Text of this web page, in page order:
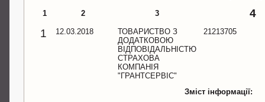
1 2 3
4
1
12.03.2018
ТОВАРИСТВО З
ДОДАТКОВОЮ
ВІДПОВІДАЛЬНІСТЮ
СТРАХОВА
КОМПАНІЯ
"ГРАНТСЕРВІС"
21213705
Зміст інформації: